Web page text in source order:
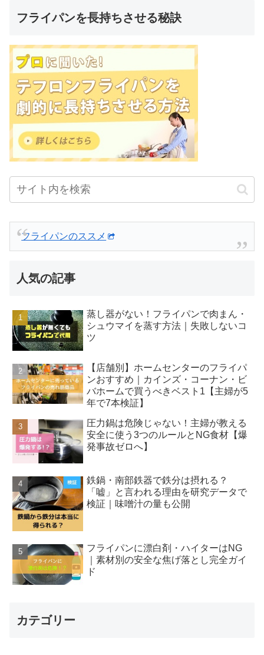
フライパンを長持ちさせる秘訣
フライパンのススメ
人気の記事
蒸し器がない！フライパンで肉まん・
シュウマイを蒸す方法｜失敗しないコ
ツ
【店舗別】ホームセンターのフライパ
ンおすすめ｜カインズ・コーナン・ビ
バホームで買うべきベスト1【主婦が5
年で7本検証】
圧力鍋は危険じゃない！主婦が教える
安全に使う3つのルールとNG食材【爆
発事故ゼロへ】
鉄鍋・南部鉄器で鉄分は摂れる？
「嘘」と言われる理由を研究データで
検証｜味噌汁の量も公開
フライパンに漂白剤・ハイターはNG
｜素材別の安全な焦げ落とし完全ガイ
ド
カテゴリー